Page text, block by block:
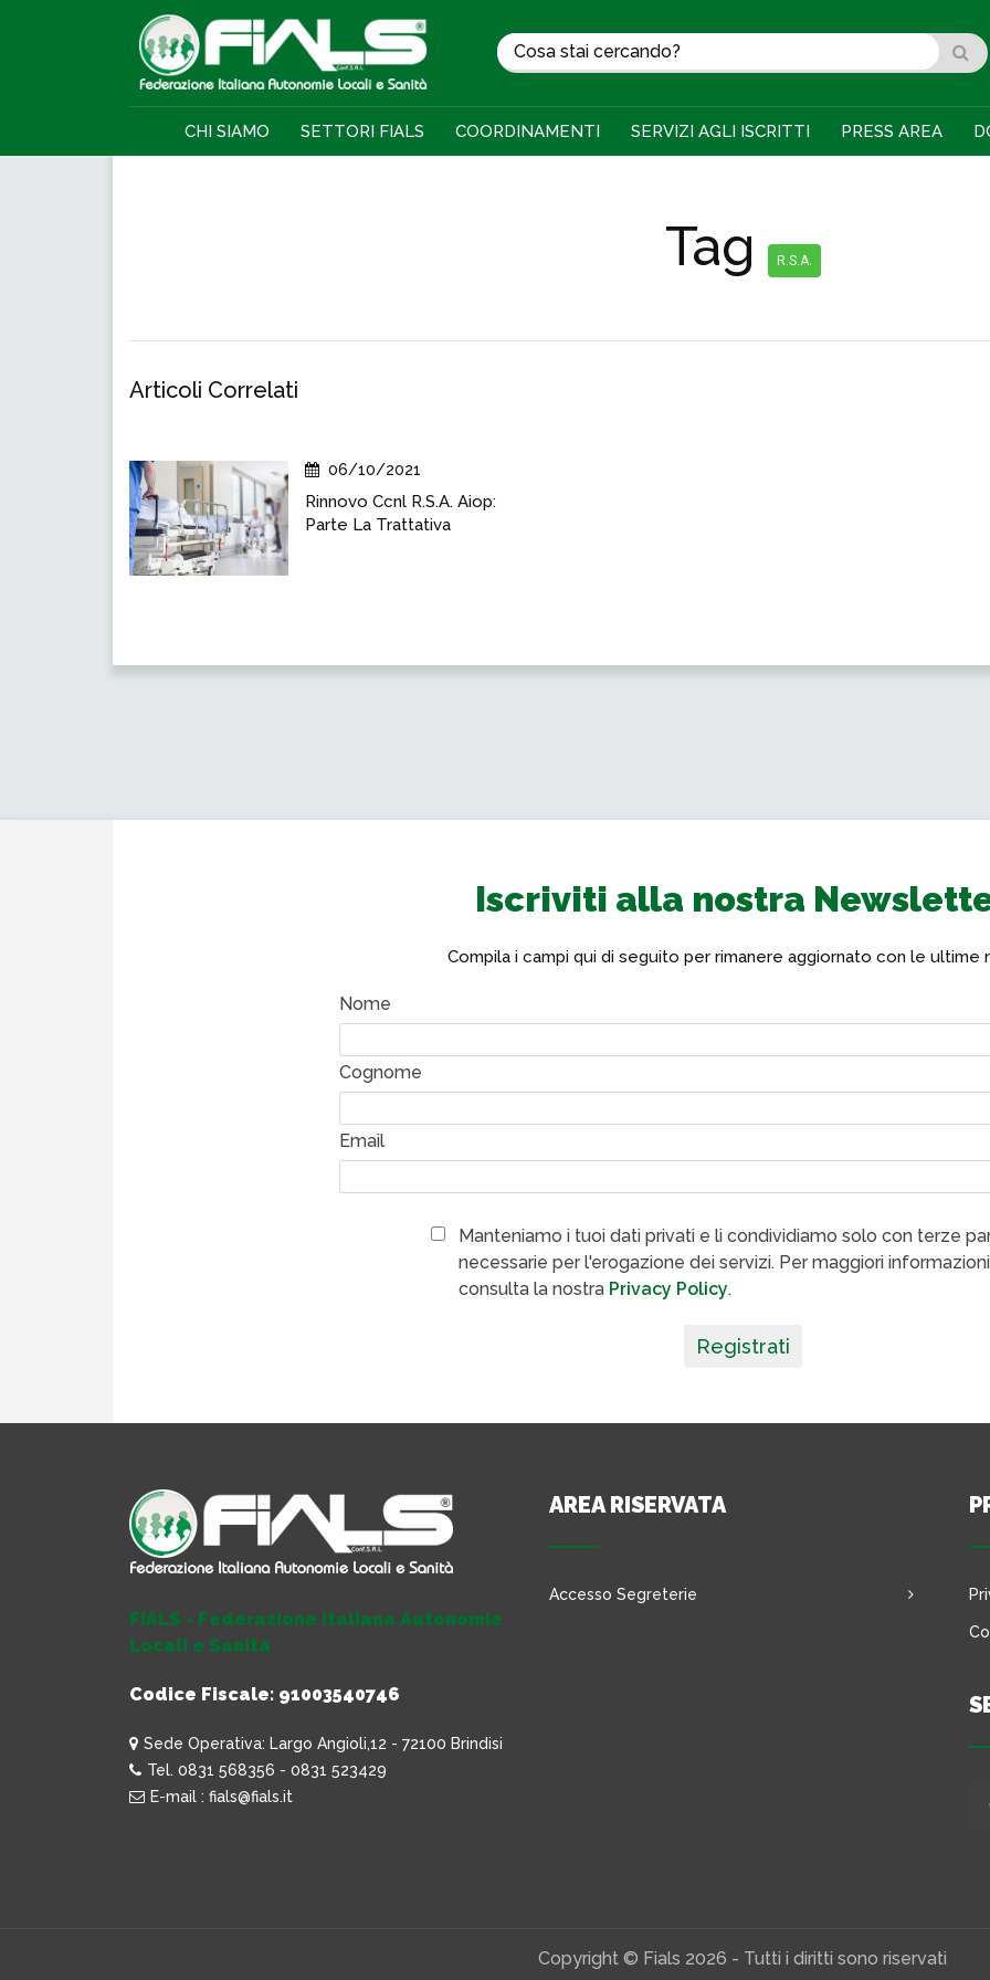
CHI SIAMO SETTORI FIALS COORDINAMENTI SERVIZI AGLI ISCRITTI PRESS AREA
Tag R.S.A.
Articoli Correlati
06/10/2021
Rinnovo Ccnl R.S.A. Aiop:
Parte La Trattativa
Iscriviti alla nostra
Compila i campi qui di seguito per rimanere aggiornato con le ultime
Nome
Cognome
Email
Manteniamo i tuoi dati privati e li condividiamo solo con terze
necessarie per l'erogazione dei servizi. Per maggiori
consulta la nostra Privacy Policy.
Registrati
FIALS - Federazione Italiana Autonomie
Locali e Sanità
Codice Fiscale: 91003540746
Sede Operativa: Largo Angioli,12 - 72100 Brindisi
Tel. 0831 568356 - 0831 523429
E-mail : fials@fials.it
AREA RISERVATA
Accesso Segreterie
Copyright © Fials 2026 - Tutti i diritti sono riservati